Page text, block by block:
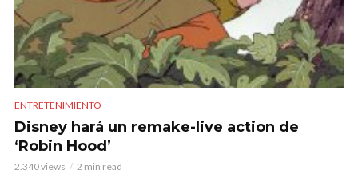
ENTRETENIMIENTO
Disney hará un remake-live action de
‘Robin Hood’
2.340 views 2 min read